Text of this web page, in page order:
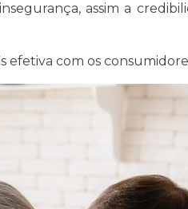
assim a
efetiva com os